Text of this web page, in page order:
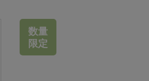
数量
限定